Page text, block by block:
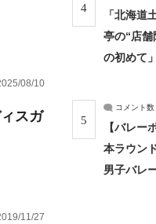
08/10
スガ
11/27
4
「北海道
亭の“店
の初めて
5
コメント数
【バレー
本ラウン
男子バレ